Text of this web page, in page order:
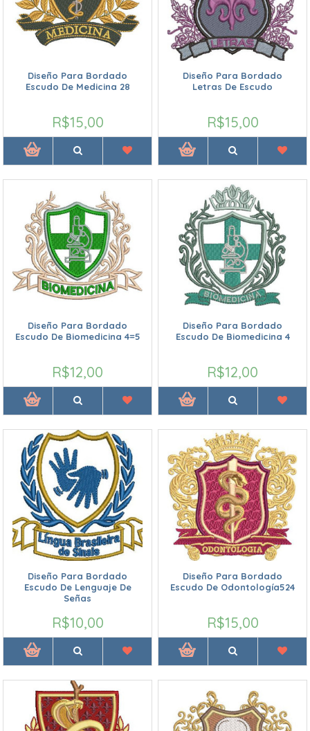
Diseño Para Bordado
Escudo De Medicina 28
R$15,00
Diseño Para Bordado
Letras De Escudo
R$15,00
Diseño Para Bordado
Escudo De Biomedicina 4=5
R$12,00
Diseño Para Bordado
Escudo De Biomedicina 4
R$12,00
Diseño Para Bordado
Escudo De Lenguaje De
Señas
R$10,00
Diseño Para Bordado
Escudo De Odontología524
R$15,00